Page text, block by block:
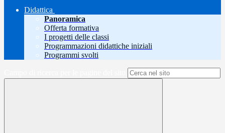
Didattica
Panoramica
Offerta formativa
I progetti delle classi
Programmazioni didattiche iniziali
Programmi svolti